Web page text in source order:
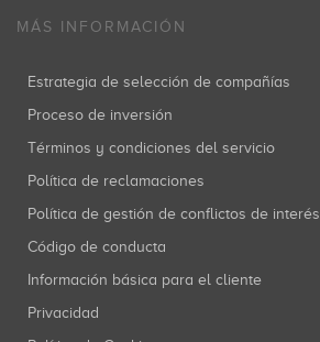
MÁS INFORMACIÓN
Estrategia de selección de compañías
Proceso de inversión
Términos y condiciones del servicio
Política de reclamaciones
Política de gestión de conflictos de interés
Código de conducta
Información básica para el cliente
Privacidad